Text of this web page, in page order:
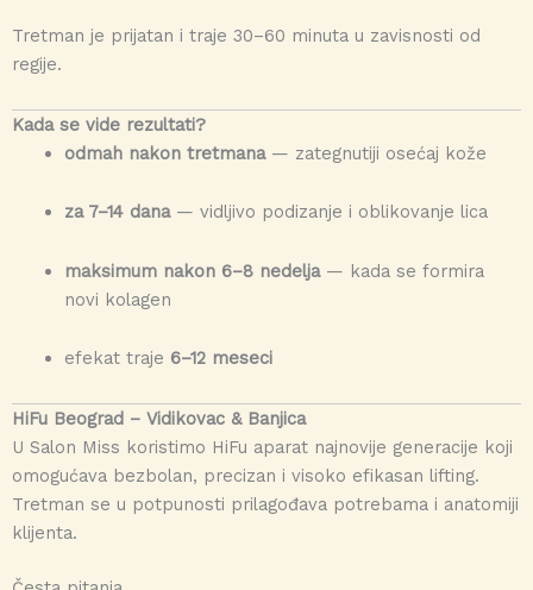
Tretman je prijatan i traje 30–60 minuta u zavisnosti od
regije.
Kada se vide rezultati?
odmah nakon tretmana— zategnutiji osećaj kože
za 7–14 dana— vidljivo podizanje i oblikovanje lica
maksimum nakon 6–8 nedelja— kada se formira
novi kolagen
efekat traje 6–12 meseci
HiFu Beograd – Vidikovac & Banjica
U Salon Miss koristimo HiFu aparat najnovije generacije koji
omogućava bezbolan, precizan i visoko efikasan lifting.
Tretman se u potpunosti prilagođava potrebama i anatomiji
klijenta.